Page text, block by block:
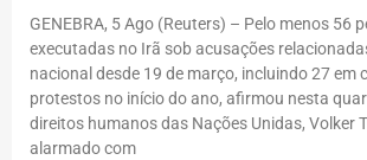
GENEBRA, 5 Ago (Reuters) – Pelo menos 56
executadas no Irã sob acusações
nacional desde 19 de março, incluindo 27 em
protestos no início do ano, afirmou nesta
direitos humanos das Nações Unidas, Volker
alarmado com